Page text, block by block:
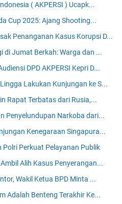
( AKPERSI ) Ucapk...
Cup 2025: Ajang Shooting...
Penanganan Kasus Korupsi D...
di Jumat Berkah: Warga dan ...
DPD AKPERSI Kepri D...
Lakukan Kunjungan ke S...
Rapat Terbatas dari Rusia,...
Penyelundupan Narkoba dari...
Kenegaraan Singapura...
Perkuat Pelayanan Publik
Alih Kasus Penyerangan...
Wakil Ketua BPD Minta ...
Adalah Benteng Terakhir Ke...